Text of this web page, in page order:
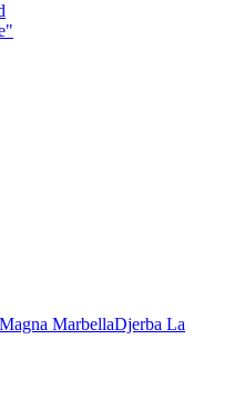
Magna MarbellaDjerba La